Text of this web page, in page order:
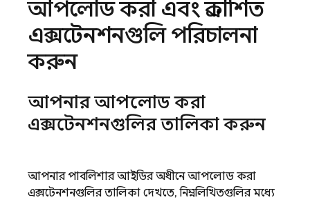
আপলোড করা এবং প্রকাশিত
এক্সটেনশনগুলি পরিচালনা
করুন
আপনার আপলোড করা
এক্সটেনশনগুলির তালিকা করুন
আপনার পাবলিশার আইডির অধীনে আপলোড করা
এক্সটেনশনগুলির তালিকা দেখতে, নিম্নলিখিতগুলির মধ্যে